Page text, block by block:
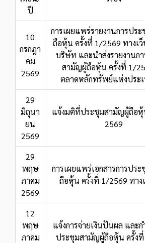
ปี
10
กรกฎา
คม
2569
การเผยแพร่รายงานการปร
ถือหุ้น ครั้งที่ 1/2569 ทางเ
บริษัท และนำส่งรายงานก
สามัญผู้ถือหุ้น ครั้งที่ 1/
ตลาดหลักทรัพย์แห่งประ
29
มิถุนา
ยน
2569
แจ้งมติที่ประชุมสามัญผู้ถือหุ้
2569
29
พฤษ
ภาคม
2569
การเผยแพร่เอกสารการปร
ถือหุ้น ครั้งที่ 1/2569 ทาง
12
พฤษ
ภาคม
แจ้งการจ่ายเงินปันผล และ
ประชุมสามัญผู้ถือหุ้น ครั้ง